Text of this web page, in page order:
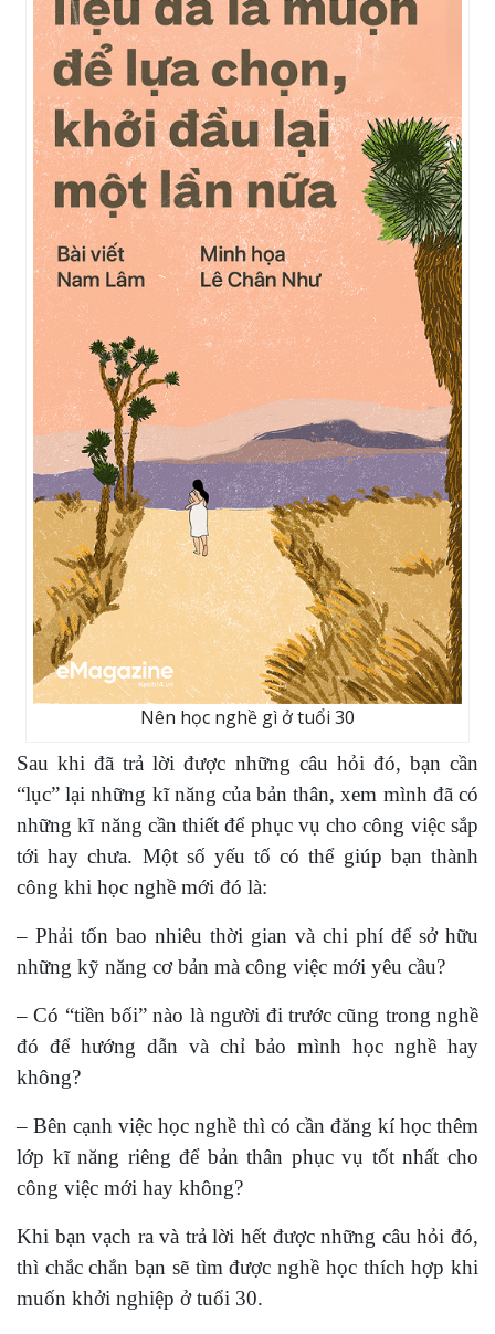
Nên học nghề gì ở tuổi 30
Sau khi đã trả lời được những câu hỏi đó, bạn cần
“lục” lại những kĩ năng của bản thân, xem mình đã có
những kĩ năng cần thiết để phục vụ cho công việc sắp
tới hay chưa. Một số yếu tố có thể giúp bạn thành
công khi học nghề mới đó là:
– Phải tốn bao nhiêu thời gian và chi phí để sở hữu
những kỹ năng cơ bản mà công việc mới yêu cầu?
– Có “tiền bối” nào là người đi trước cũng trong nghề
đó để hướng dẫn và chỉ bảo mình học nghề hay
không?
– Bên cạnh việc học nghề thì có cần đăng kí học thêm
lớp kĩ năng riêng để bản thân phục vụ tốt nhất cho
công việc mới hay không?
Khi bạn vạch ra và trả lời hết được những câu hỏi đó,
thì chắc chắn bạn sẽ tìm được nghề học thích hợp khi
muốn khởi nghiệp ở tuổi 30.